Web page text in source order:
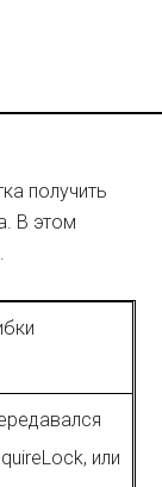
получить
В этом
или